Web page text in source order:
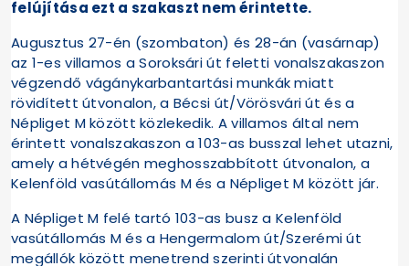
felújítása ezt a szakaszt nem érintette.
Augusztus 27-én (szombaton) és 28-án (vasárnap)
az 1-es villamos a Soroksári út feletti vonalszakaszon
végzendő vágánykarbantartási munkák miatt
rövidített útvonalon, a Bécsi út/Vörösvári út és a
Népliget M között közlekedik. A villamos által nem
érintett vonalszakaszon a 103-as busszal lehet utazni,
amely a hétvégén meghosszabbított útvonalon, a
Kelenföld vasútállomás M és a Népliget M között jár.
A Népliget M felé tartó 103-as busz a Kelenföld
vasútállomás M és a Hengermalom út/Szerémi út
megállók között menetrend szerinti útvonalán